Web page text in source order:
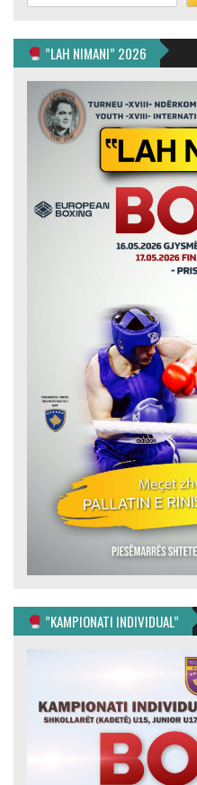
”LAH NIMANI” 2026
”KAMPIONATI INDIVIDUAL”